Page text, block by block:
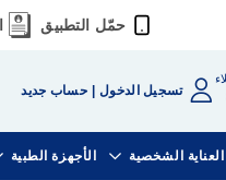
حمّل التطبيق
تسجيل الدخول حساب جديد
العناية الشخصية الأجهزة الطبية